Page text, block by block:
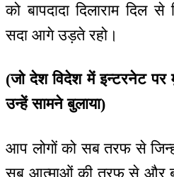
को बापदादा दिलाराम दिल से
सदा आगे उड़ते रहो।
(जो देश विदेश में इन्टरनेट पर
उन्हें सामने बुलाया)
आप लोगों को सब तरफ से
सब आत्माओं की तरफ से और